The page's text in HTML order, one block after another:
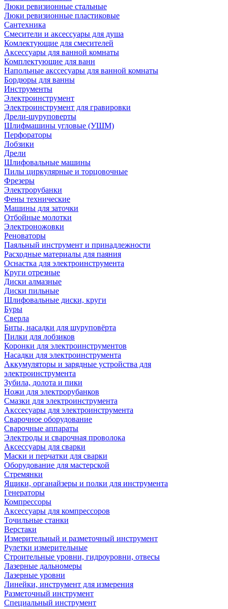
Люки ревизионные стальные
Люки ревизионные пластиковые
Сантехника
Смесители и аксессуары для душа
Комлектующие для смесителей
Аксессуары для ванной комнаты
Комплектующие для ванн
Напольные акссесуары для ванной комнаты
Бордюры для ванны
Инструменты
Электроинструмент
Электроинструмент для гравировки
Дрели-шуруповерты
Шлифмашины угловые (УШМ)
Перфораторы
Лобзики
Дрели
Шлифовальные машины
Пилы циркулярные и торцовочные
Фрезеры
Электрорубанки
Фены технические
Машины для заточки
Отбойные молотки
Электроножовки
Реноваторы
Паяльный инструмент и принадлежности
Расходные материалы для паяния
Оснастка для электроинструмента
Круги отрезные
Диски алмазные
Диски пильные
Шлифовальные диски, круги
Буры
Сверла
Биты, насадки для шуруповёрта
Пилки для лобзиков
Коронки для электроинструментов
Насадки для электроинструмента
Аккумуляторы и зарядные устройства для
электроинструмента
Зубила, долота и пики
Ножи для электрорубанков
Смазки для электроинструмента
Акссесуары для электроинструмента
Сварочное оборудование
Сварочные аппараты
Электроды и сварочная проволока
Аксессуары для сварки
Маски и перчатки для сварки
Оборудование для мастерской
Стремянки
Ящики, органайзеры и полки для инструмента
Генераторы
Компрессоры
Аксессуары для компрессоров
Точильные станки
Верстаки
Измерительный и разметочный инструмент
Рулетки измерительные
Строительные уровни, гидроуровни, отвесы
Лазерные дальномеры
Лазерные уровни
Линейки, инструмент для измерения
Разметочный инструмент
Специальный инструмент